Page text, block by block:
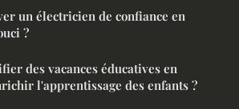
un électricien de confiance en
?
des vacances éducatives en
l'apprentissage des enfants ?